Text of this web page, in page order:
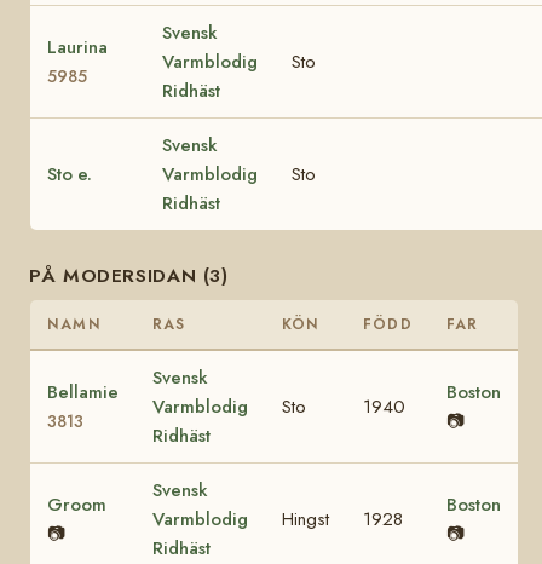
Laurina
5985
Svensk
Varmblodig
Ridhäst
Sto
Sto e.
Svensk
Varmblodig
Ridhäst
Sto
PÅ MODERSIDAN (3)
NAMN RAS KÖN FÖDD FAR
Bellamie
3813
Svensk
Varmblodig
Ridhäst
Sto 1940
Boston
📷
Groom
📷
Svensk
Varmblodig
Ridhäst
Hingst 1928
Boston
📷